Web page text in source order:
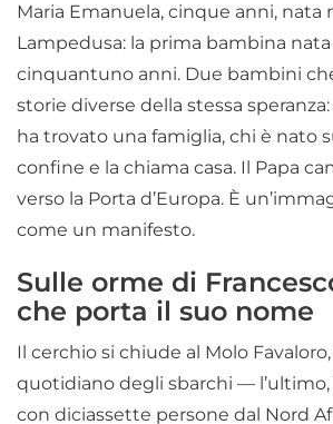
Maria Emanuela, cinque anni, nata
Lampedusa: la prima bambina nata
cinquantuno anni. Due bambini
storie diverse della stessa
ha trovato una famiglia, chi è nato
confine e la chiama casa. Il Papa
verso la Porta d’Europa. È
come un manifesto.
Sulle orme di
che porta il suo nome
Il cerchio si chiude al Molo
quotidiano degli sbarchi — l’ultimo,
con diciassette persone dal Nord